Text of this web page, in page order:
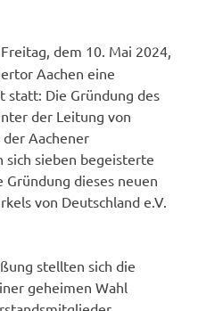
dem 10. Mai 2024,
Aachen eine
statt: Die Gründung des
der Leitung von
Aachener
sich sieben begeisterte
dieses neuen
von Deutschland e.V.
stellten sich die
geheimen Wahl